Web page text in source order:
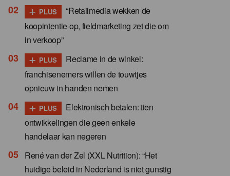
+ PLUS
“Retailmedia wekken de
koopintentie op, fieldmarketing zet die om
in verkoop”
+ PLUS
Reclame in de winkel:
franchisenemers willen de touwtjes
opnieuw in handen nemen
+ PLUS
Elektronisch betalen: tien
ontwikkelingen die geen enkele
handelaar kan negeren
René van der Zel (XXL Nutrition): “Het
huidige beleid in Nederland is niet gunstig